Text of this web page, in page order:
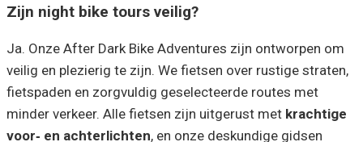
Zijn night bike tours veilig?
Ja. Onze After Dark Bike Adventures zijn ontworpen om
veilig en plezierig te zijn. We fietsen over rustige straten,
fietspaden en zorgvuldig geselecteerde routes met
minder verkeer. Alle fietsen zijn uitgerust met krachtige
voor‑ en achterlichten, en onze deskundige gidsen